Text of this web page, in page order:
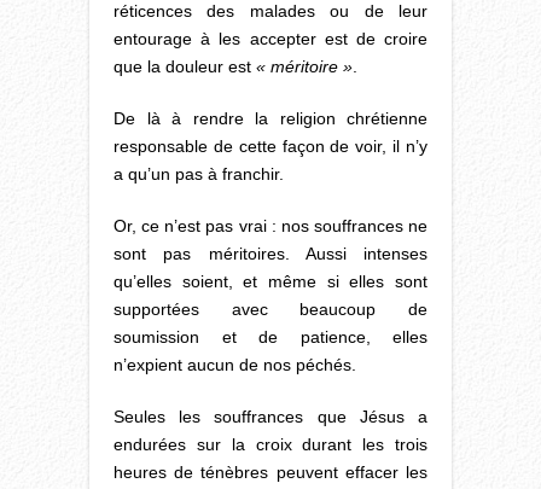
réticences des malades ou de leur
entourage à les accepter est de croire
que la douleur est « méritoire »
De là à rendre la religion chrétienne
responsable de cette façon de voir, il n’y
a qu’un pas à franchir.
Or, ce n’est pas vrai : nos souffrances ne
sont pas méritoires. Aussi intenses
qu’elles soient, et même si elles sont
supportées avec beaucoup de
soumission et de patience, elles
n’expient aucun de nos péchés.
Seules les souffrances que Jésus a
endurées sur la croix durant les trois
heures de ténèbres peuvent effacer les